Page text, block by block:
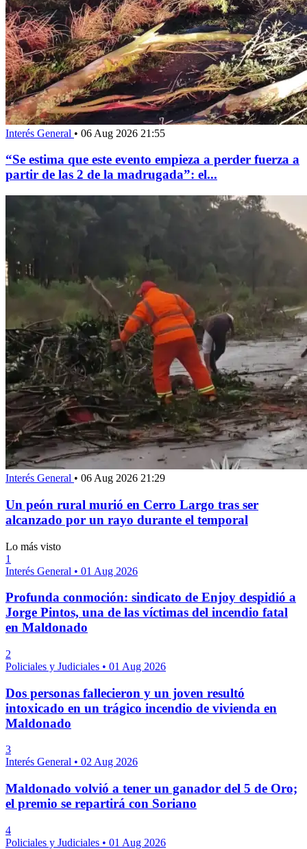
Interés General • 06 Aug 2026 21:55
“Se estima que este evento empieza a perder fuerza a
partir de las 2 de la madrugada”: el...
Interés General • 06 Aug 2026 21:29
Un peón rural murió en Cerro Largo tras ser
alcanzado por un rayo durante el temporal
Lo más visto
1
Interés General • 01 Aug 2026
Profunda conmoción: sindicato de Enjoy despidió a
Jorge Pintos, una de las víctimas del incendio fatal
en Maldonado
2
Policiales y Judiciales • 01 Aug 2026
Dos personas fallecieron y un joven resultó
intoxicado en un trágico incendio de vivienda en
Maldonado
3
Interés General • 02 Aug 2026
Maldonado volvió a tener un ganador del 5 de Oro;
el premio se repartirá con Soriano
4
Policiales y Judiciales • 01 Aug 2026